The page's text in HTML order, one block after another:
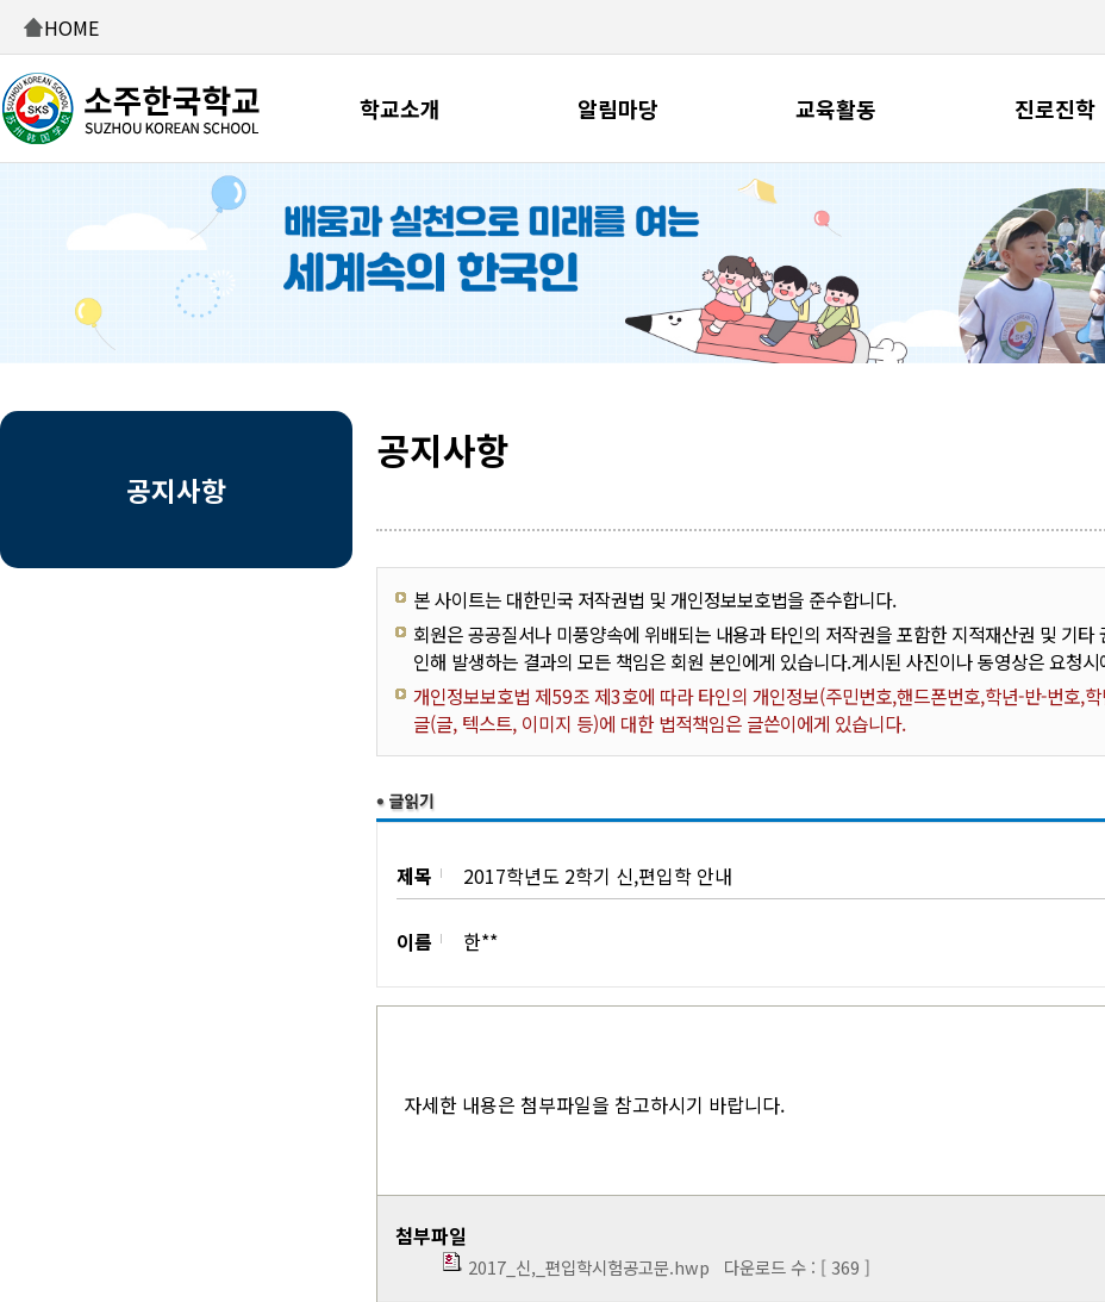
HOME
학교소개 알림마당 교육활동 진로진학
공지사항
공지사항
본 사이트는 대한민국 저작권법 및 개인정보보호법을 준수합니다.
회원은 공공질서나 미풍양속에 위배되는 내용과 타인의 저작권을 포함한 지적재산권 및 기
인해 발생하는 결과의 모든 책임은 회원 본인에게 있습니다.게시된 사진이나 동영상은 요청
개인정보보호법 제59조 제3호에 따라 타인의 개인정보(주민번호,핸드폰번호,학년-반-번호,
글(글, 텍스트, 이미지 등)에 대한 법적책임은 글쓴이에게 있습니다.
제목 2017학년도 2학기 신,편입학 안내
이름 한**
자세한 내용은 첨부파일을 참고하시기 바랍니다.
첨부파일
2017_신,_편입학시험공고문.hwp 다운로드 수 : [ 369 ]